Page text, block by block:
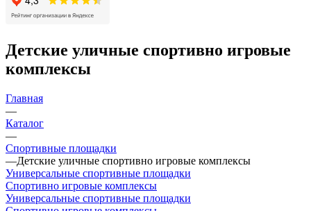
Детские уличные спортивно игровые
комплексы
Главная
—
Каталог
—
Спортивные площадки
—Детские уличные спортивно игровые комплексы
Универсальные спортивные площадки
Спортивно игровые комплексы
Универсальные спортивные площадки